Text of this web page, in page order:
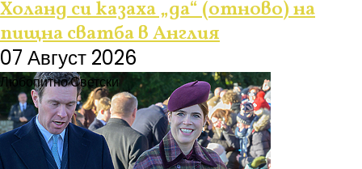
Холанд си казаха „да“ (отново) на
пищна сватба в Англия
07 Август 2026
ЛюбопитноСветски